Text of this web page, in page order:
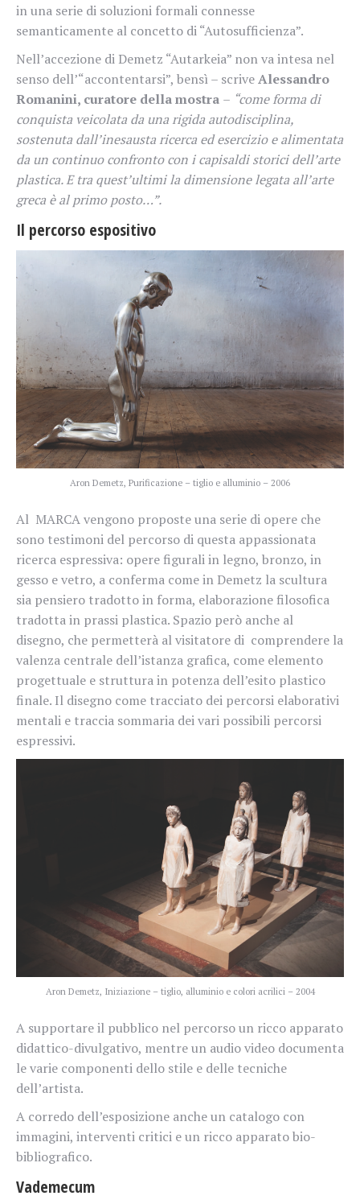
in una serie di soluzioni formali connesse
semanticamente al concetto di “Autosufficienza”.
Nell’accezione di Demetz “Autarkeia” non va intesa nel
senso dell’“accontentarsi”, bensì – scriveAlessandro
Romanini, curatore della mostra – “come forma di
conquista veicolata da una rigida autodisciplina,
sostenuta dall’inesausta ricerca ed esercizio e alimentata
da un continuo confronto con i capisaldi storici dell’arte
plastica. E tra quest’ultimi la dimensione legata all’arte
greca è al primo posto…”.
Il percorso espositivo
Aron Demetz, Purificazione – tiglio e alluminio – 2006
Al MARCA vengono proposte una serie di opere che
sono testimoni del percorso di questa appassionata
ricerca espressiva: opere figurali in legno, bronzo, in
gesso e vetro, a conferma come in Demetz la scultura
sia pensiero tradotto in forma, elaborazione filosofica
tradotta in prassi plastica. Spazio però anche al
disegno, che permetterà al visitatore di comprendere la
valenza centrale dell’istanza grafica, come elemento
progettuale e struttura in potenza dell’esito plastico
finale. Il disegno come tracciato dei percorsi elaborativi
mentali e traccia sommaria dei vari possibili percorsi
espressivi.
Aron Demetz, Iniziazione – tiglio, alluminio e colori acrilici – 2004
A supportare il pubblico nel percorso un ricco apparato
didattico-divulgativo, mentre un audio video documenta
le varie componenti dello stile e delle tecniche
dell’artista.
A corredo dell’esposizione anche un catalogo con
immagini, interventi critici e un ricco apparato bio-
bibliografico.
Vademecum